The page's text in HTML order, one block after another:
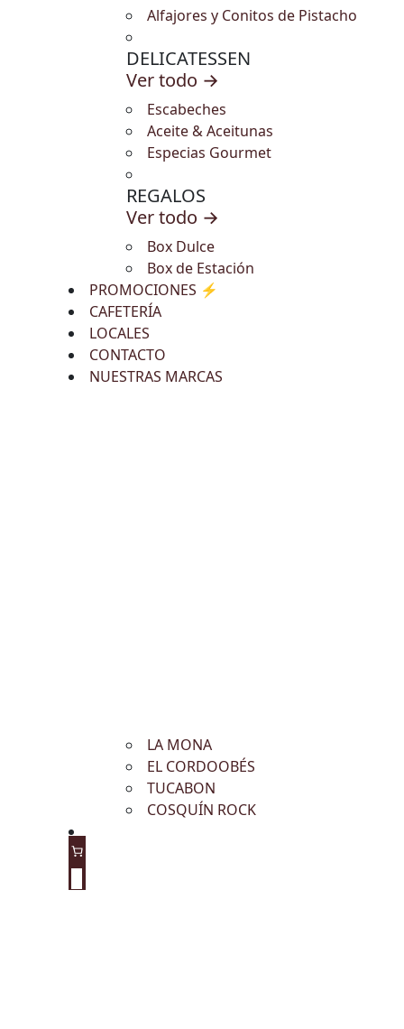
Alfajores y Conitos de Pistacho
DELICATESSEN
Ver todo →
Escabeches
Aceite & Aceitunas
Especias Gourmet
REGALOS
Ver todo →
Box Dulce
Box de Estación
PROMOCIONES ⚡
CAFETERÍA
LOCALES
CONTACTO
NUESTRAS MARCAS
LA MONA
EL CORDOOBÉS
TUCABON
COSQUÍN ROCK